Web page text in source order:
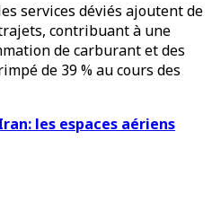
services déviés ajoutent de
contribuant à une
de carburant et des
de 39 % au cours des
les espaces aériens